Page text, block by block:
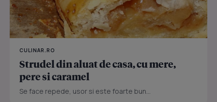
CULINAR.RO
Strudel din aluat de casa, cu mere,
pere si caramel
Se face repede, usor si este foarte bun...